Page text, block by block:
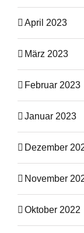
April 2023
März 2023
Februar 2023
Januar 2023
Dezember
November
Oktober 2022